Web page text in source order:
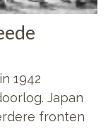
1942
Japan
fronten